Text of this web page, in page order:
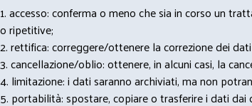
1. accesso: conferma o meno che sia in corso un
o ripetitive;
2. rettifica: correggere/ottenere la correzione dei
3. cancellazione/oblio: ottenere, in alcuni casi, la
4. limitazione: i dati saranno archiviati, ma non
5. portabilità: spostare, copiare o trasferire i dati